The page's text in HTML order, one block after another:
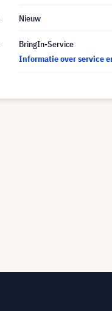
Nieuw
BringIn-Service
Informatie over service